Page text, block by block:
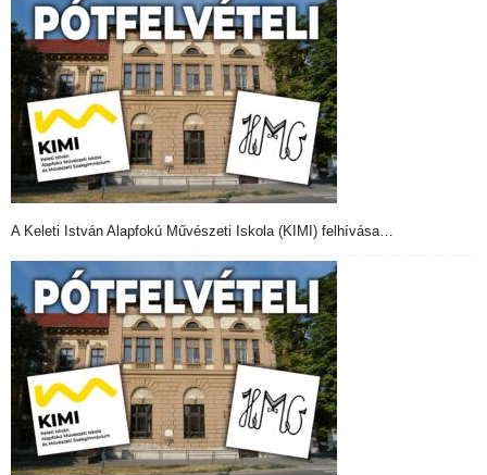
A Keleti István Alapfokú Művészeti Iskola (KIMI) felhívása…